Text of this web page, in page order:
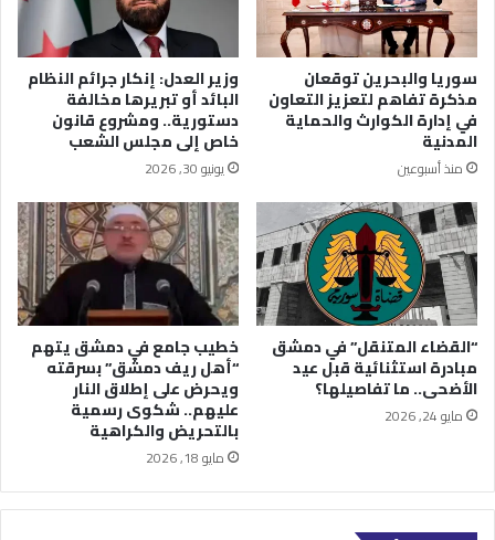
سوريا والبحرين توقعان
مذكرة تفاهم لتعزيز التعاون
في إدارة الكوارث والحماية
المدنية
منذ أسبوعين
وزير العدل: إنكار جرائم النظام
البائد أو تبريرها مخالفة
دستورية.. ومشروع قانون
خاص إلى مجلس الشعب
يونيو 30, 2026
“القضاء المتنقل” في دمشق
مبادرة استثنائية قبل عيد
الأضحى.. ما تفاصيلها؟
مايو 24, 2026
خطيب جامع في دمشق يتهم
“أهل ريف دمشق” بسرقته
ويحرض على إطلاق النار
عليهم.. شكوى رسمية
بالتحريض والكراهية
مايو 18, 2026